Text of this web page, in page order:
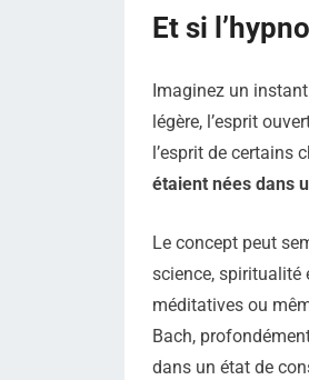
Et si
Imaginez un
légère, l’esprit
l’esprit de certains
étaient nées dans
Le concept peut
science, spiritualité
méditatives ou
Bach,
dans un état de